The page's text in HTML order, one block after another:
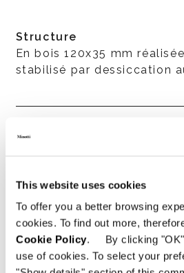
This website uses cookies
To offer you a better browsing
cookies. To find out more,
Cookie Policy. By clicking "OK"
use of cookies. To select your
Structure
En bois 120x35 mm
stabilisé par dessiccation
Préparation de la
avec encastrements et
L’iroko est teinté couleur
traité avec un vernis
résistance aux rayons UV
atmosphériques, ayant un